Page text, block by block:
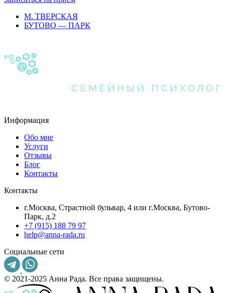
М. ТВЕРСКАЯ
БУТОВО — ПАРК
Информация
Обо мне
Услуги
Отзывы
Блог
Контакты
Контакты
г.Москва, Страстной бульвар, 4 или г.Москва, Бутово-
Парк, д.2
+7 (915) 188 79 97
help@anna-rada.ru
Социальные сети
© 2021-2025 Анна Рада. Все права защищены.